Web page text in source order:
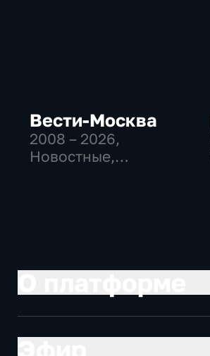
Вести-Москва
2008 – 2026,
Новостные,